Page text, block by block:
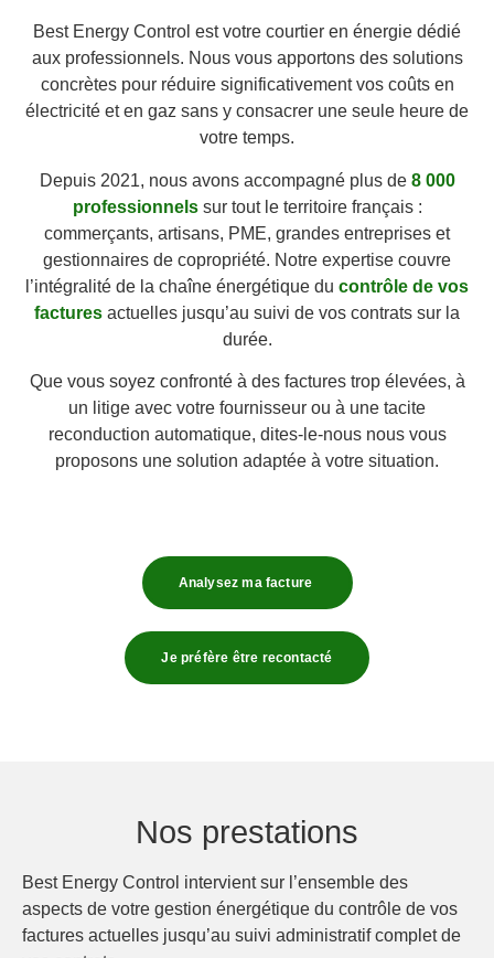
Best Energy Control est votre courtier en énergie dédié
aux professionnels. Nous vous apportons des solutions
concrètes pour réduire significativement vos coûts en
électricité et en gaz sans y consacrer une seule heure de
votre temps.
Depuis 2021, nous avons accompagné plus de 8 000
professionnelssur tout le territoire français :
commerçants, artisans, PME, grandes entreprises et
gestionnaires de copropriété. Notre expertise couvre
l’intégralité de la chaîne énergétique du contrôle de vos
factures actuelles jusqu’au suivi de vos contrats sur la
durée.
Que vous soyez confronté à des factures trop élevées, à
un litige avec votre fournisseur ou à une tacite
reconduction automatique, dites-le-nous nous vous
proposons une solution adaptée à votre situation.
Analysez ma facture
Je préfère être recontacté
Nos prestations
Best Energy Control intervient sur l’ensemble des
aspects de votre gestion énergétique du contrôle de vos
factures actuelles jusqu’au suivi administratif complet de